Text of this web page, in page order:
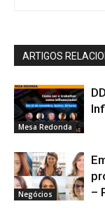
ARTIGOS
Mesa Redonda
Negócios
–